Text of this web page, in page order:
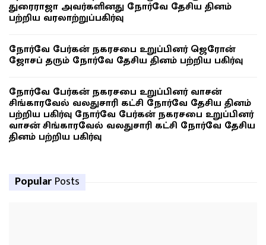
துரைராஜா அவர்களினது நோர்வே தேசிய தினம்
பற்றிய வரலாற்றுப்பகிர்வு
நோர்வே பேர்கன் நகரசபை உறுப்பினர் ஜெரோன்
ஜோசப் தரும் நோர்வே தேசிய தினம் பற்றிய பகிர்வு
நோர்வே பேர்கன் நகரசபை உறுப்பினர் வாசன்
சிங்காரவேல் வலதுசாரி கட்சி நோர்வே தேசிய தினம்
பற்றிய பகிர்வு நோர்வே பேர்கன் நகரசபை உறுப்பினர்
வாசன் சிங்காரவேல் வலதுசாரி கட்சி நோர்வே தேசிய
தினம் பற்றிய பகிர்வு
Popular Posts